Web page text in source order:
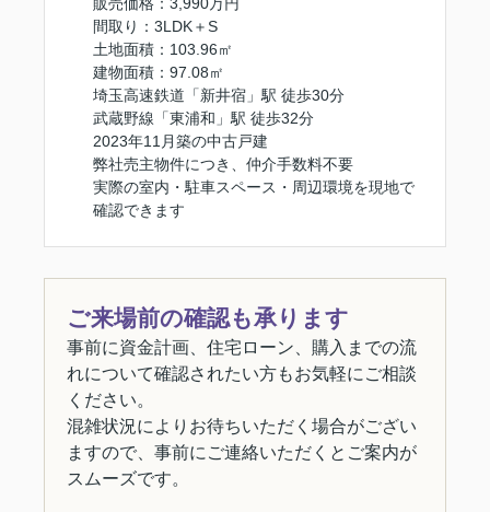
間取り：3LDK＋S
土地面積：103.96㎡
建物面積：97.08㎡
埼玉高速鉄道「新井宿」駅 徒歩30分
武蔵野線「東浦和」駅 徒歩32分
2023年11月築の中古戸建
弊社売主物件につき、仲介手数料不要
実際の室内・駐車スペース・周辺環境を現地で
確認できます
ご来場前の確認も承ります
事前に資金計画、住宅ローン、購入までの流
れについて確認されたい方もお気軽にご相談
ください。
混雑状況によりお待ちいただく場合がござい
ますので、事前にご連絡いただくとご案内が
スムーズです。